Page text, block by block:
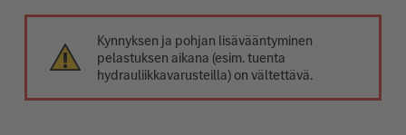
Kynnyksen ja pohjan lisävääntyminen
pelastuksen aikana (esim. tuenta
hydrauliikkavarusteilla) on vältettävä.